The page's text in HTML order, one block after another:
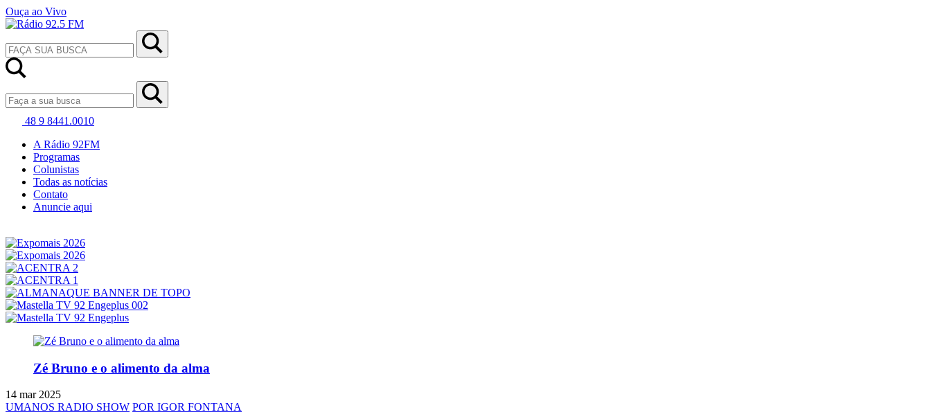
Ouça ao Vivo
48 9 8441.0010
A Rádio 92FM
Programas
Colunistas
Todas as notícias
Contato
Anuncie aqui
Zé Bruno e o alimento da alma
14 mar 2025
UMANOS RADIO SHOW POR IGOR FONTANA